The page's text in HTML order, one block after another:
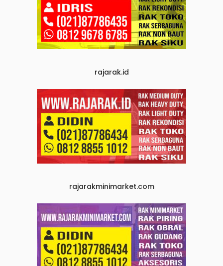
rajarak.id
rajarakminimarket.com